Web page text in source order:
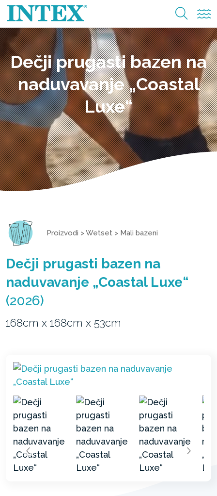
Dečji prugasti bazen na
naduvavanje „Coastal
Luxe“
Proizvodi >Wetset > Mali bazeni
Dečji prugasti bazen na
naduvavanje „Coastal Luxe“
(2026)
168cm x 168cm x 53cm